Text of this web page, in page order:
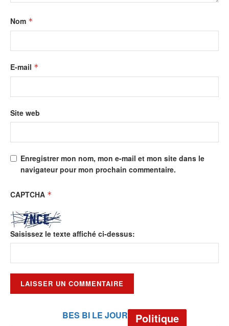
Nom *
E-mail *
Site web
Enregistrer mon nom, mon e-mail et mon site dans le
navigateur pour mon prochain commentaire.
CAPTCHA *
Saisissez le texte affiché ci-dessus:
BES BI LE JOUR Politique